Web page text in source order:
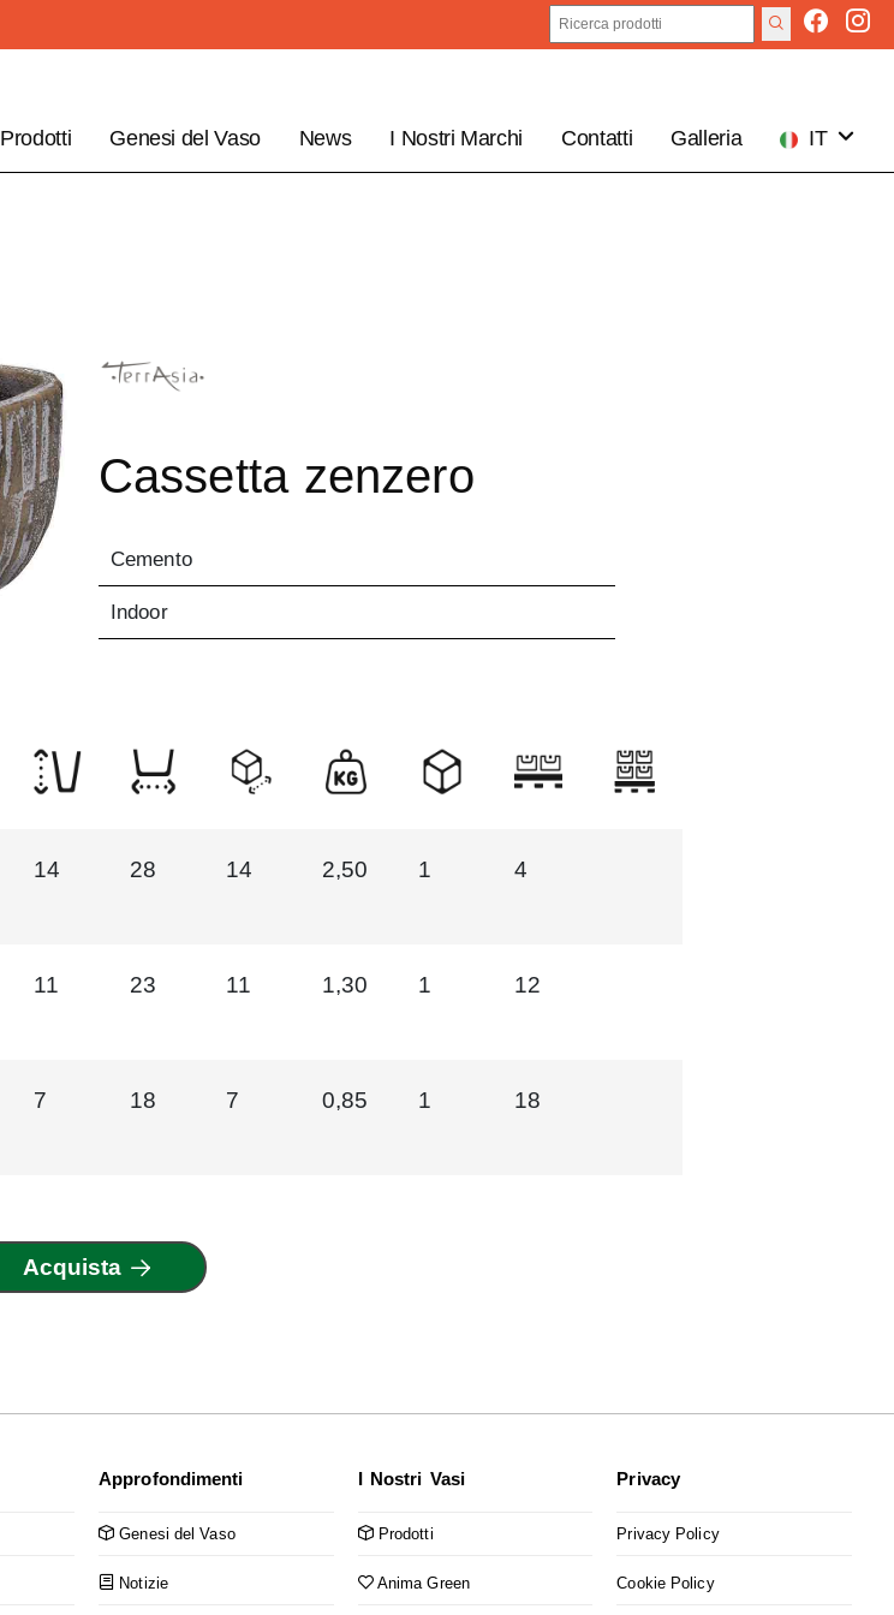
Prodotti Genesi del Vaso News I Nostri Marchi Contatti Galleria
IT
Cassetta zenzero
Cemento
Indoor
14 28 14 2,50 1 4
11 23 11 1,30 1 12
7 18 7 0,85 1 18
Acquista
Approfondimenti
Genesi del Vaso
Notizie
I Nostri Vasi
Prodotti
Anima Green
Privacy
Privacy Policy
Cookie Policy